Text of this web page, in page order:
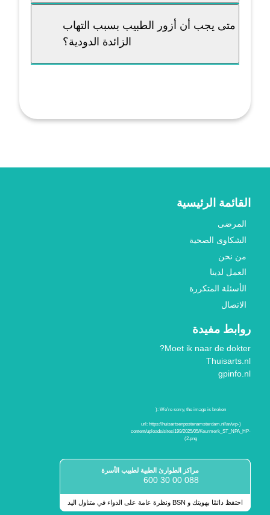
متى يجب أن أزور الطبيب بسبب التهاب
الزائدة الدودية؟
القائمة الرئيسية
المرضى
الشكاوى الصحية
من نحن
العمل لدينا
الأسئلة المتكررة
الاتصال
روابط مفيدة
Moet ik naar de dokter?
Thuisarts.nl
gpinfo.nl
مراكز الطوارئ الطبية لطبيب الأسرة
088 00 30 600
احتفظ دائمًا بهويتك و BSN ونظرة عامة على الدواء في متناول اليد